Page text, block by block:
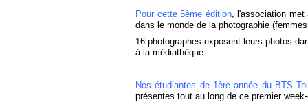
Pour cette 5ème édition, l'association met
dans le monde de la photographie
16 photographes exposent leurs photos
à la médiathèque.
Nos étudiantes de 1ère année du BTS
présentes tout au long de ce premier week-